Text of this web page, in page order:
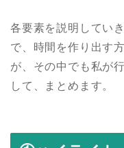
各要素を説明してい
で、時間を作り出す
が、その中でも私が
して、まとめます。